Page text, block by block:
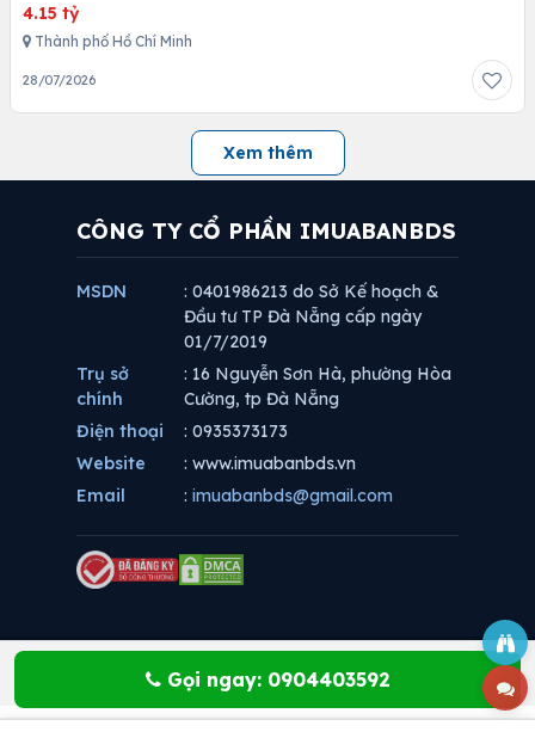
4.15 tỷ
Thành phố Hồ Chí Minh
28/07/2026
Xem thêm
Gọi ngay: 0904403592
CÔNG TY CỔ PHẦN IMUABANBDS
MSDN
: 0401986213 do Sở Kế hoạch &
Đầu tư TP Đà Nẵng cấp ngày
01/7/2019
Trụ sở
chính
: 16 Nguyễn Sơn Hà, phường Hòa
Cường, tp Đà Nẵng
Điện thoại
: 0935373173
Website
: www.imuabanbds.vn
Email
: imuabanbds@gmail.com